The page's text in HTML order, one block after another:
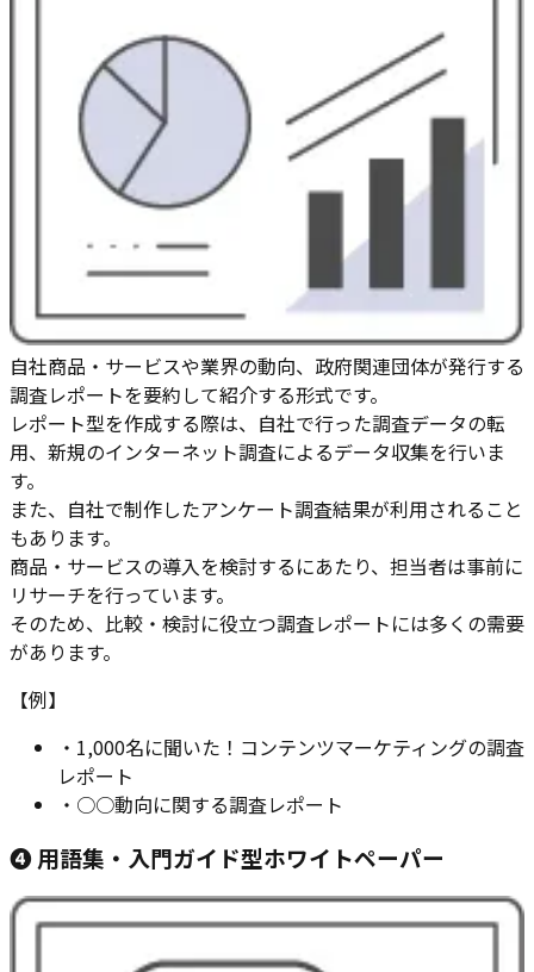
自社商品・サービスや業界の動向、政府関連団体が発行する
調査レポートを要約して紹介する形式です。
レポート型を作成する際は、自社で行った調査データの転
用、新規のインターネット調査によるデータ収集を行いま
す。
また、自社で制作したアンケート調査結果が利用されること
もあります。
商品・サービスの導入を検討するにあたり、担当者は事前に
リサーチを行っています。
そのため、比較・検討に役立つ調査レポートには多くの需要
があります。
【例】
・ 1,000名に聞いた！コンテンツマーケティングの調査
レポート
・ ○○動向に関する調査レポート
❹ 用語集・入門ガイド型ホワイトペーパー